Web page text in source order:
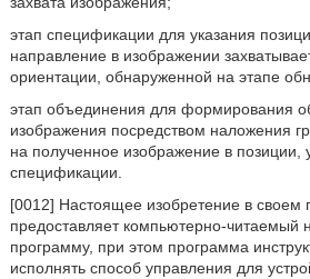
этап спецификации для указания
направление в изображении
ориентации, обнаруженной на этапе
этап объединения для формирования
изображения посредством наложения
на полученное изображение в позиции,
спецификации.
[0012] Настоящее изобретение в своем
предоставляет компьютерно-читаемый
программу, при этом программа
исполнять способ управления для